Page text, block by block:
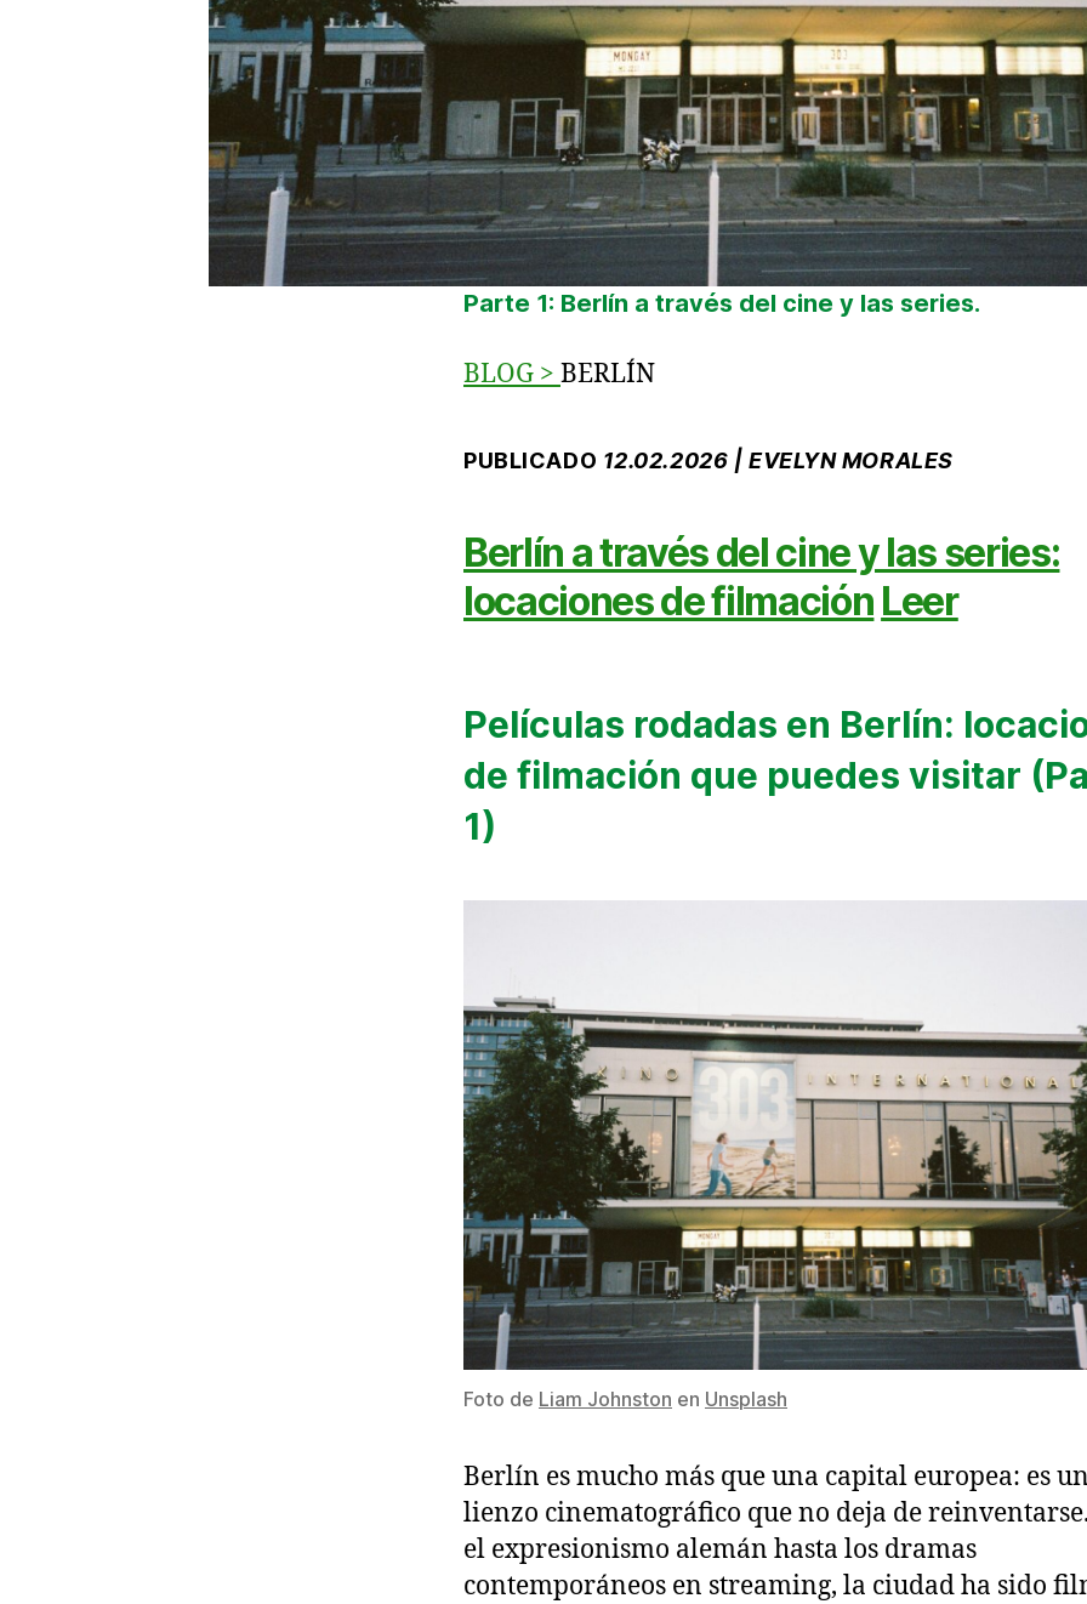
Parte 1: Berlín a través del cine y las series.
BLOG > BERLÍN
PUBLICADO 12.02.2026 | EVELYN MORALES
Berlín a través del cine y las series:
locaciones de filmación Leer
Películas rodadas en Berlín:
de filmación que puedes visitar
1)
Foto de Liam Johnston en Unsplash
Berlín es mucho más que una capital europea: es
lienzo cinematográfico que no deja de
el expresionismo alemán hasta los dramas
contemporáneos en streaming, la ciudad ha sido